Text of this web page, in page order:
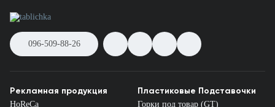
096-509-88-26
Рекламная продукция
HoReCa
Пластиковые Подставочки
Горки под товар (GT)